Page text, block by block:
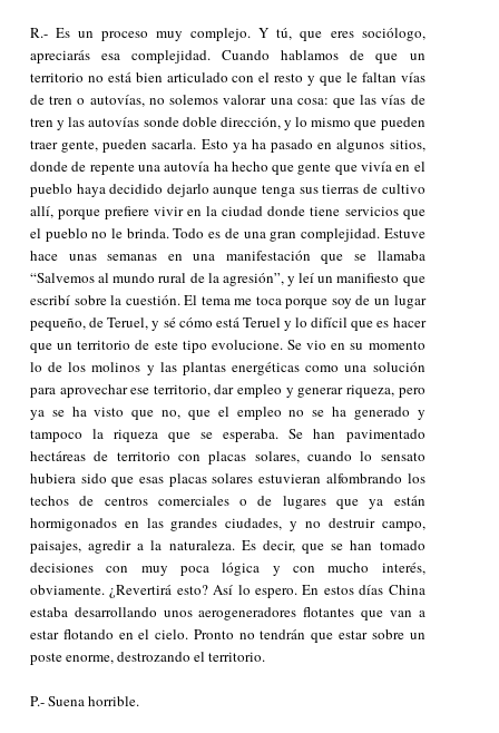
R.- Es un proceso muy complejo. Y tú, que eres sociólogo,
apreciarás esa complejidad. Cuando hablamos de que un
territorio no está bien articulado con el resto y que le faltan vías
de tren o autovías, no solemos valorar una cosa: que las vías de
tren y las autovías sonde doble dirección, y lo mismo que pueden
traer gente, pueden sacarla. Esto ya ha pasado en algunos sitios,
donde de repente una autovía ha hecho que gente que vivía en el
pueblo haya decidido dejarlo aunque tenga sus tierras de cultivo
allí, porque prefiere vivir en la ciudad donde tiene servicios que
el pueblo no le brinda. Todo es de una gran complejidad. Estuve
hace unas semanas en una manifestación que se llamaba
“Salvemos al mundo rural de la agresión”, y leí un manifiesto que
escribí sobre la cuestión. El tema me toca porque soy de un lugar
pequeño, de Teruel, y sé cómo está Teruel y lo difícil que es hacer
que un territorio de este tipo evolucione. Se vio en su momento
lo de los molinos y las plantas energéticas como una solución
para aprovechar ese territorio, dar empleo y generar riqueza, pero
ya se ha visto que no, que el empleo no se ha generado y
tampoco la riqueza que se esperaba. Se han pavimentado
hectáreas de territorio con placas solares, cuando lo sensato
hubiera sido que esas placas solares estuvieran alfombrando los
techos de centros comerciales o de lugares que ya están
hormigonados en las grandes ciudades, y no destruir campo,
paisajes, agredir a la naturaleza. Es decir, que se han tomado
decisiones con muy poca lógica y con mucho interés,
obviamente. ¿Revertirá esto? Así lo espero. En estos días China
estaba desarrollando unos aerogeneradores flotantes que van a
estar flotando en el cielo. Pronto no tendrán que estar sobre un
poste enorme, destrozando el territorio.
P.- Suena horrible.